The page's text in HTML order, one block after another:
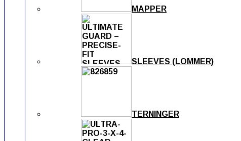
MAPPER
SLEEVES (LOMMER)
TERNINGER